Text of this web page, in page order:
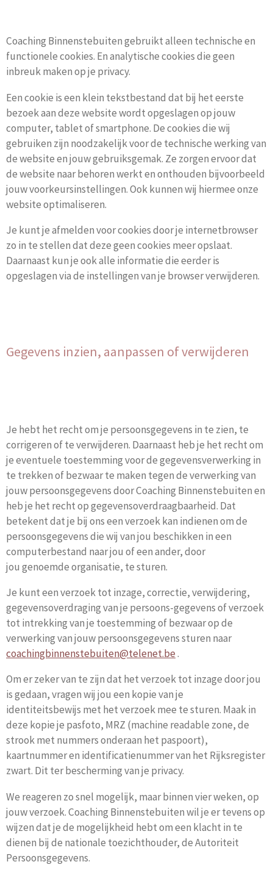
Coaching Binnenstebuiten gebruikt alleen technische en
functionele cookies. En analytische cookies die geen
inbreuk maken op je privacy.
Een cookie is een klein tekstbestand dat bij het eerste
bezoek aan deze website wordt opgeslagen op jouw
computer, tablet of smartphone. De cookies die wij
gebruiken zijn noodzakelijk voor de technische werking van
de website en jouw gebruiksgemak. Ze zorgen ervoor dat
de website naar behoren werkt en onthouden bijvoorbeeld
jouw voorkeursinstellingen. Ook kunnen wij hiermee onze
website optimaliseren.
Je kunt je afmelden voor cookies door je internetbrowser
zo in te stellen dat deze geen cookies meer opslaat.
Daarnaast kun je ook alle informatie die eerder is
opgeslagen via de instellingen van je browser verwijderen.
Gegevens inzien, aanpassen of verwijderen
Je hebt het recht om je persoonsgegevens in te zien, te
corrigeren of te verwijderen. Daarnaast heb je het recht om
je eventuele toestemming voor de gegevensverwerking in
te trekken of bezwaar te maken tegen de verwerking van
jouw persoonsgegevens door Coaching Binnenstebuiten en
heb je het recht op gegevensoverdraagbaarheid. Dat
betekent dat je bij ons een verzoek kan indienen om de
persoonsgegevens die wij van jou beschikken in een
computerbestand naar jou of een ander, door
jou genoemde organisatie, te sturen.
Je kunt een verzoek tot inzage, correctie, verwijdering,
gegevensoverdraging van je persoons-gegevens of verzoek
tot intrekking van je toestemming of bezwaar op de
verwerking van jouw persoonsgegevens sturen naar
coachingbinnenstebuiten@telenet.be.
Om er zeker van te zijn dat het verzoek tot inzage door jou
is gedaan, vragen wij jou een kopie van je
identiteitsbewijs met het verzoek mee te sturen. Maak in
deze kopie je pasfoto, MRZ (machine readable zone, de
strook met nummers onderaan het paspoort),
kaartnummer en identificatienummer van het Rijksregister
zwart. Dit ter bescherming van je privacy.
We reageren zo snel mogelijk, maar binnen vier weken, op
jouw verzoek. Coaching Binnenstebuiten wil je er tevens op
wijzen dat je de mogelijkheid hebt om een klacht in te
dienen bij de nationale toezichthouder, de Autoriteit
Persoonsgegevens.